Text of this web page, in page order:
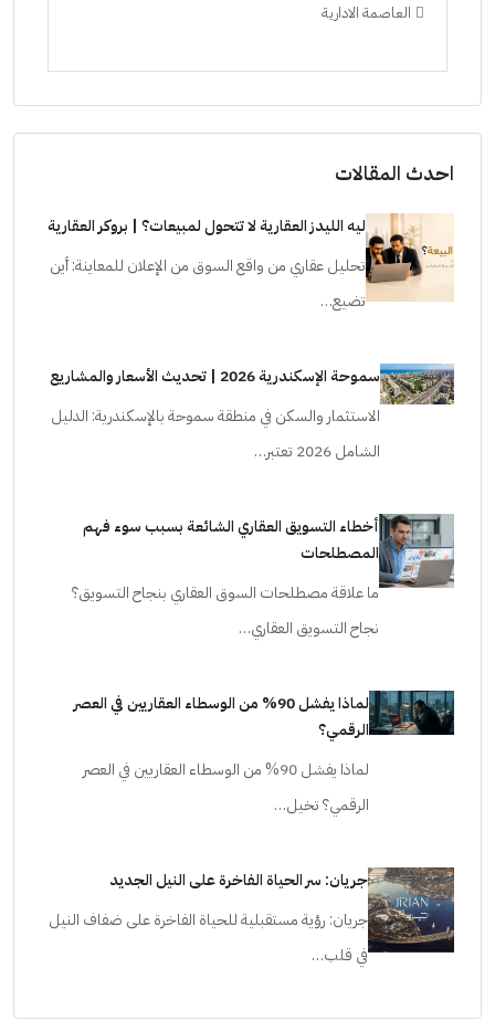
العاصمة الادارية
احدث المقالات
ليه الليدز العقارية لا تتحول لمبيعات؟ | بروكر العقارية
تحليل عقاري من واقع السوق من الإعلان للمعاينة: أين
تضيع…
سموحة الإسكندرية 2026 | تحديث الأسعار والمشاريع
الاستثمار والسكن في منطقة سموحة بالإسكندرية: الدليل
الشامل 2026 تعتبر…
أخطاء التسويق العقاري الشائعة بسبب سوء فهم
المصطلحات
ما علاقة مصطلحات السوق العقاري بنجاح التسويق؟
نجاح التسويق العقاري…
لماذا يفشل 90% من الوسطاء العقاريين في العصر
الرقمي؟
لماذا يفشل 90% من الوسطاء العقاريين في العصر
الرقمي؟ تخيل…
جريان: سر الحياة الفاخرة على النيل الجديد
جريان: رؤية مستقبلية للحياة الفاخرة على ضفاف النيل
في قلب…